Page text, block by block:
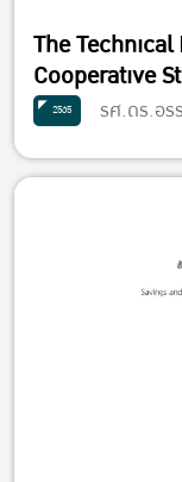
The
Cooperative
2565 รศ.ดร.อ